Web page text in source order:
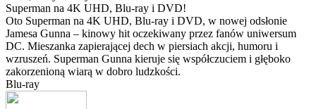
Superman na 4K UHD, Blu-ray i DVD!
Oto Superman na 4K UHD, Blu-ray i DVD, w nowej odsłonie
Jamesa Gunna – kinowy hit oczekiwany przez fanów uniwersum
DC. Mieszanka zapierającej dech w piersiach akcji, humoru i
wzruszeń. Superman Gunna kieruje się współczuciem i głęboko
zakorzenioną wiarą w dobro ludzkości.
Blu-ray